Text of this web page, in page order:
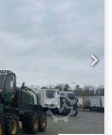
meer informatie.
XUV855D S4
Gegevens: Lengte:
cm Aantal zitplaatsen:
laadbak (L x
635 kg
40 km/u
gewicht: 946 kg
Bijzonderheden:
laadbak met